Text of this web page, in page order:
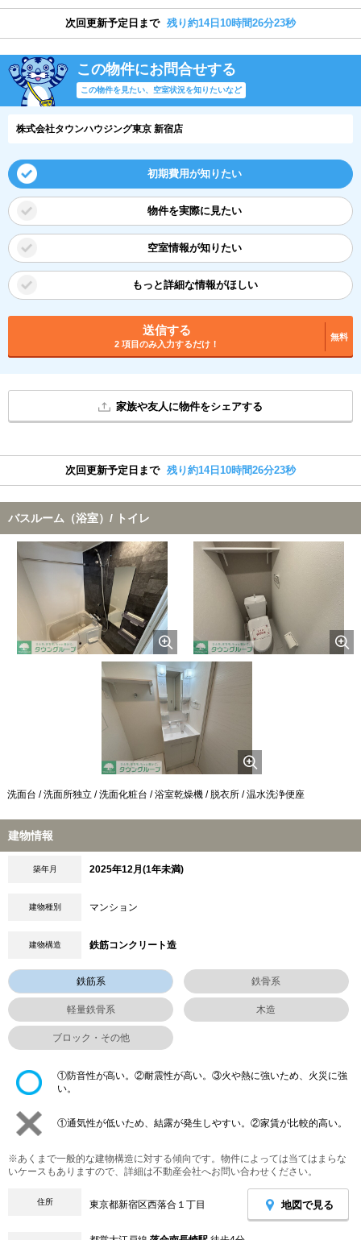
次回更新予定日まで 残り約14日10時間26分22秒
この物件にお問合せする
この物件を見たい、空室状況を知りたいなど
株式会社タウンハウジング東京 新宿店
初期費用が知りたい
物件を実際に見たい
空室情報が知りたい
もっと詳細な情報がほしい
送信する
2 項目のみ入力するだけ！
無料
家族や友人に物件をシェアする
次回更新予定日まで 残り約14日10時間26分22秒
バスルーム（浴室）/ トイレ
洗面台 / 洗面所独立 / 洗面化粧台 / 浴室乾燥機 / 脱衣所 / 温水洗浄便座
建物情報
築年月 2025年12月(1年未満)
建物種別 マンション
建物構造 鉄筋コンクリート造
鉄筋系 鉄骨系
軽量鉄骨系 木造
ブロック・その他
①防音性が高い。②耐震性が高い。③火や熱に強いため、火災に強
い。
①通気性が低いため、結露が発生しやすい。②家賃が比較的高い。
※あくまで一般的な建物構造に対する傾向です。物件によっては当てはまらな
いケースもありますので、詳細は不動産会社へお問い合わせください。
住所 東京都新宿区西落合１丁目 地図で見る